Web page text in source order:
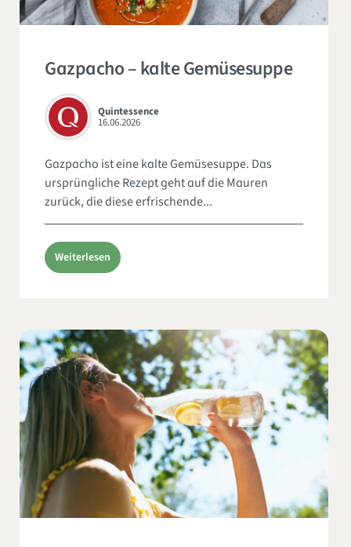
Gazpacho – kalte Gemüsesuppe
Quintessence
16.06.2026
Gazpacho ist eine kalte Gemüsesuppe. Das
ursprüngliche Rezept geht auf die Mauren
zurück, die diese erfrischende...
Weiterlesen